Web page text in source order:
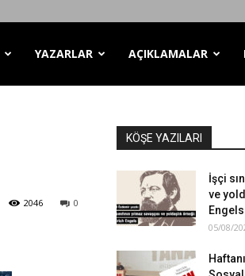
YAZARLAR AÇIKLAMALAR
0
2046
KÖŞE YAZILARI
İşçi
ve
Engels
05/08/